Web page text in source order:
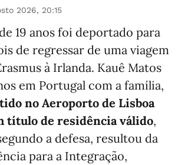
2026, 20:15
19 anos foi deportado para
de regressar de uma viagem
à Irlanda. Kauê Matos
em Portugal com a família,
no Aeroporto de Lisboa
título de residência válido,
a defesa, resultou da
para a Integração,